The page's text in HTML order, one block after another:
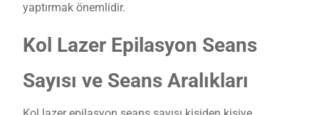
yaptırmak önemlidir.
Kol Lazer Epilasyon Seans
Sayısı ve Seans Aralıkları